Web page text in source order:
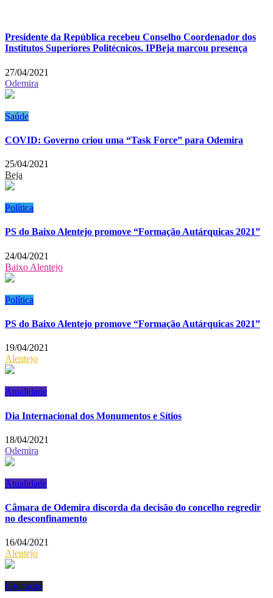
Presidente da República recebeu Conselho Coordenador dos
Institutos Superiores Politécnicos. IPBeja marcou presença
27/04/2021
Odemira
Saúde
COVID: Governo criou uma “Task Force” para Odemira
25/04/2021
Beja
Política
PS do Baixo Alentejo promove “Formação Autárquicas 2021”
24/04/2021
Baixo Alentejo
Política
PS do Baixo Alentejo promove “Formação Autárquicas 2021”
19/04/2021
Alentejo
Atualidade
Dia Internacional dos Monumentos e Sítios
18/04/2021
Odemira
Atualidade
Câmara de Odemira discorda da decisão do concelho regredir
no desconfinamento
16/04/2021
Alentejo
Educação